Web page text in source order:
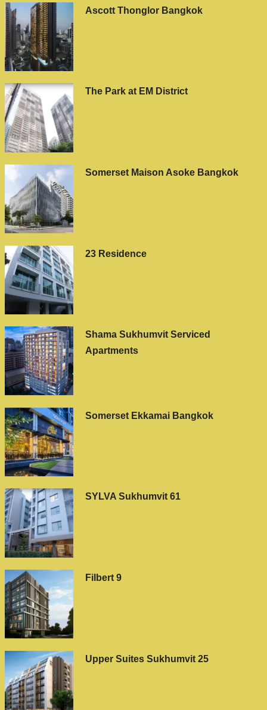
Ascott Thonglor Bangkok
The Park at EM District
Somerset Maison Asoke Bangkok
23 Residence
Shama Sukhumvit Serviced
Apartments
Somerset Ekkamai Bangkok
SYLVA Sukhumvit 61
Filbert 9
Upper Suites Sukhumvit 25